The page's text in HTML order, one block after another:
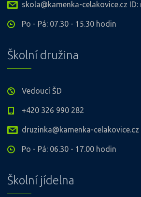
skola@kamenka-celakovice.cz
Po - Pá: 07.30 - 15.30 hodin
Školní družina
Vedoucí ŠD
+420 326 990 282
druzinka@kamenka-celakovice.cz
Po - Pá: 06.30 - 17.00 hodin
Školní jídelna